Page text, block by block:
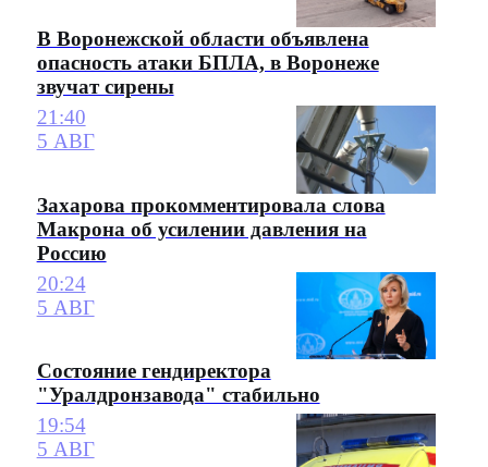
В Воронежской области объявлена
опасность атаки БПЛА, в Воронеже
звучат сирены
21:40
5 АВГ
Захарова прокомментировала слова
Макрона об усилении давления на
Россию
20:24
5 АВГ
Состояние гендиректора
"Уралдронзавода" стабильно
19:54
5 АВГ